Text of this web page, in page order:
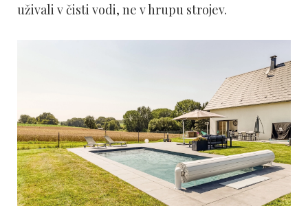
uživali v čisti vodi, ne v hrupu strojev.